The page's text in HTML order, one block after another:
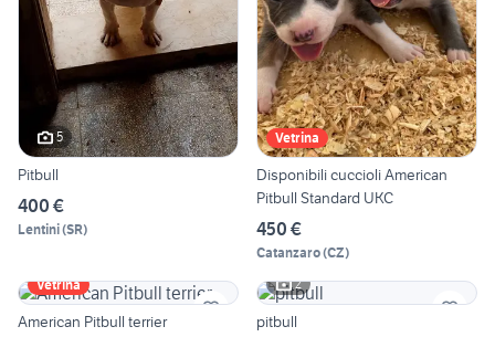
5
Pitbull
400 €
Lentini(SR)
Vetrina
Disponibili cuccioli American
Pitbull Standard UKC
450 €
Catanzaro(CZ)
Vetrina
American Pitbull terrier
2
pitbull